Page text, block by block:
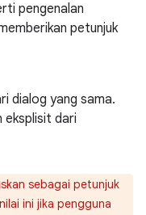
pengenalan
petunjuk
dialog yang sama.
eksplisit dari
sebagai petunjuk
ini jika pengguna